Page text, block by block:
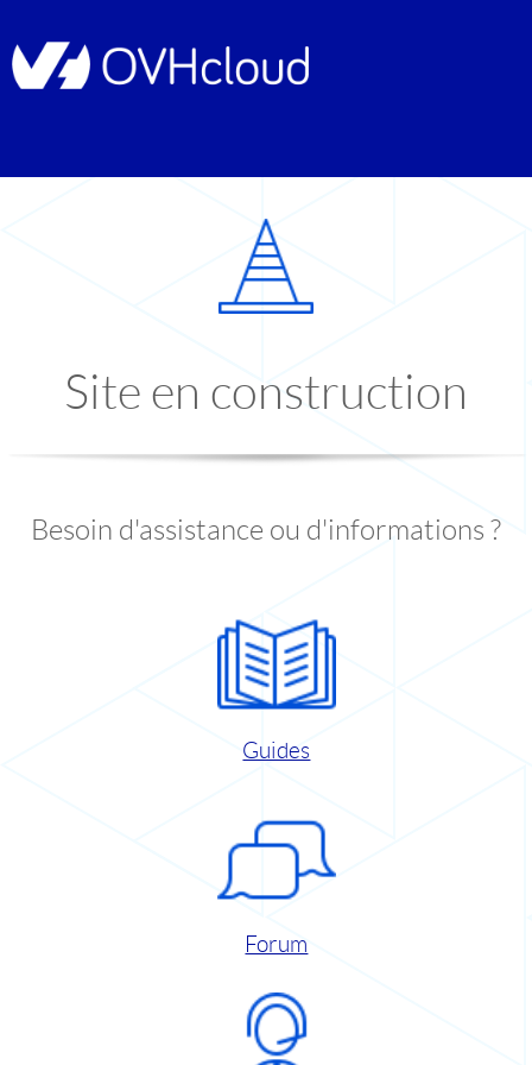
Site en construction
Besoin d'assistance ou d'informations ?
Guides
Forum